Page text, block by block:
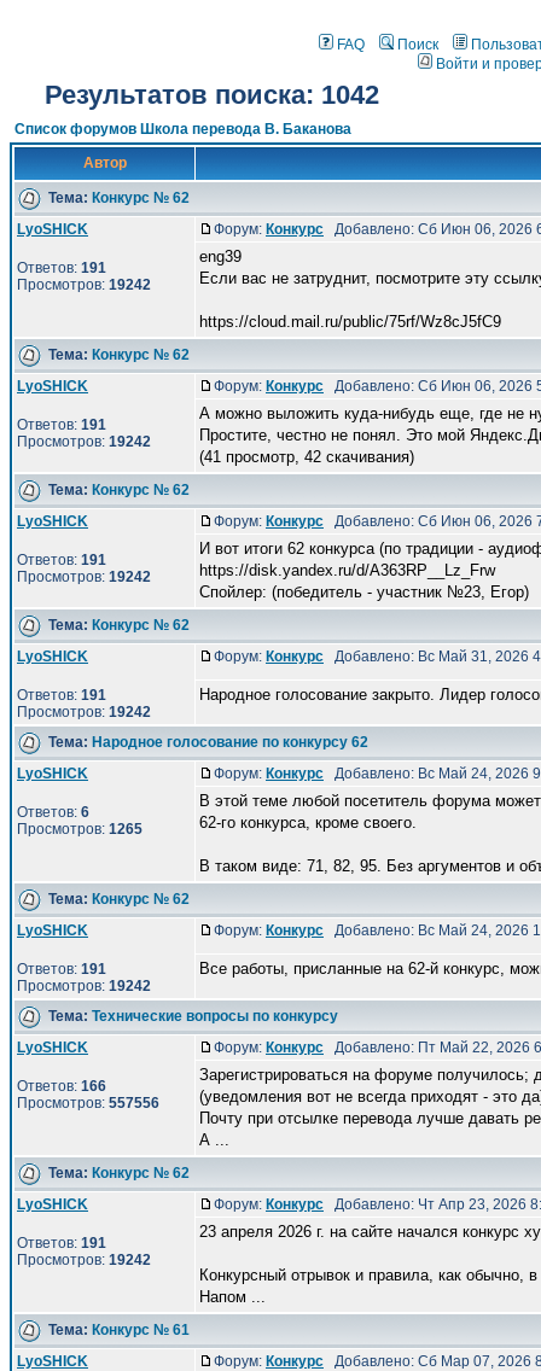
FAQ Поиск
Войти и
Результатов поиска: 1042
Список форумов Школа перевода В. Баканова
Автор
Тема: Конкурс № 62
LyoSHICK
Ответов: 191
Просмотров: 19242
Форум: Конкурс Добавлено: Сб Июн 06, 2026
eng39
Если вас не затруднит, посмотрите эту
https://cloud.mail.ru/public/75rf/Wz8cJ5fC9
Тема: Конкурс № 62
LyoSHICK
Ответов: 191
Просмотров: 19242
Форум: Конкурс Добавлено: Сб Июн 06, 2026
А можно выложить куда-нибудь еще, где не
Простите, честно не понял. Это мой
(41 просмотр, 42 скачивания)
Тема: Конкурс № 62
LyoSHICK
Ответов: 191
Просмотров: 19242
Форум: Конкурс Добавлено: Сб Июн 06, 2026
И вот итоги 62 конкурса (по традиции -
https://disk.yandex.ru/d/A363RP__Lz_Frw
Спойлер: (победитель - участник №23, Eгор)
Тема: Конкурс № 62
LyoSHICK
Ответов: 191
Просмотров: 19242
Форум: Конкурс Добавлено: Вс Май 31, 2026
Народное голосование закрыто. Лидер
Тема: Народное голосование по конкурсу 62
LyoSHICK
Ответов: 6
Просмотров: 1265
Форум: Конкурс Добавлено: Вс Май 24, 2026
В этой теме любой посетитель форума
62-го конкурса, кроме своего.
В таком виде: 71, 82, 95. Без аргументов и
Тема: Конкурс № 62
LyoSHICK
Ответов: 191
Просмотров: 19242
Форум: Конкурс Добавлено: Вс Май 24, 2026
Все работы, присланные на 62-й конкурс,
Тема: Технические вопросы по конкурсу
LyoSHICK
Ответов: 166
Просмотров: 557556
Форум: Конкурс Добавлено: Пт Май 22, 2026
Зарегистрироваться на форуме получилось;
(уведомления вот не всегда приходят - это
Почту при отсылке перевода лучше давать
А ...
Тема: Конкурс № 62
LyoSHICK
Ответов: 191
Просмотров: 19242
Форум: Конкурс Добавлено: Чт Апр 23, 2026
23 апреля 2026 г. на сайте начался конкурс
Конкурсный отрывок и правила, как обычно,
Напом ...
Тема: Конкурс № 61
LyoSHICK
Форум: Конкурс Добавлено: Сб Мар 07, 2026